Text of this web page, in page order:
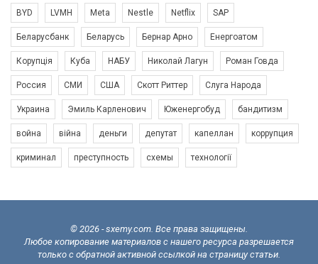
BYD LVMH Meta Nestle Netflix SAP
Беларусбанк Беларусь Бернар Арно Енергоатом
Корупція Куба НАБУ Николай Лагун Роман Говда
Россия СМИ США Скотт Риттер Слуга Народа
Украина Эмиль Карленович Юженергобуд бандитизм
война війна деньги депутат капеллан коррупция
криминал преступность схемы технології
© 2026 - sxemy.com. Все права защищены.
Любое копирование материалов с нашего ресурса разрешается
только с обратной активной ссылкой на страницу статьи.